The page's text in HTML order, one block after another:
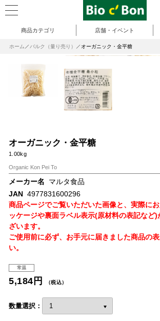
商品カテゴリ 店舗・イベント
ホーム バルク（量り売り） オーガニック・金平糖
オーガニック・金平糖
1.00kg
Organic Kon Pei To
メーカー名
マルタ食品
JAN 4977831600296
商品ページでご覧いただいた画像と、実際に
ッケージや裏面ラベル表示(原材料の表記など
ざいます。
ご使用前に必ず、お手元に届きました商品の
い。
常温
5,184円 （税込）
数量選択：